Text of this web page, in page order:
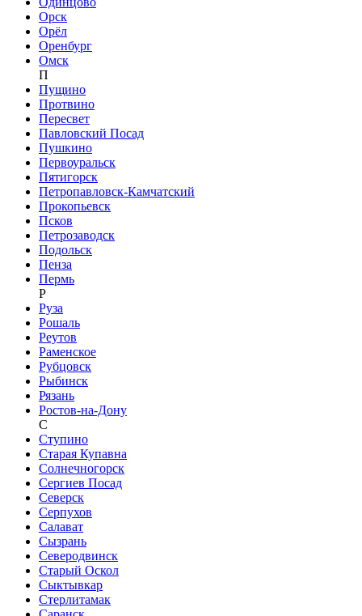
Орск
Орёл
Оренбург
Омск
П
Пущино
Протвино
Пересвет
Павловский Посад
Пушкино
Первоуральск
Пятигорск
Петропавловск-Камчатский
Прокопьевск
Псков
Петрозаводск
Подольск
Пенза
Пермь
Р
Руза
Рошаль
Реутов
Раменское
Рубцовск
Рыбинск
Рязань
Ростов-на-Дону
С
Ступино
Старая Купавна
Солнечногорск
Сергиев Посад
Северск
Серпухов
Салават
Сызрань
Северодвинск
Старый Оскол
Сыктывкар
Стерлитамак